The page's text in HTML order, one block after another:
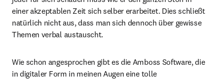
einer akzeptablen Zeit sich selber erarbeitet. Dies schließt
natürlich nicht aus, dass man sich dennoch über gewisse
Themen verbal austauscht.
Wie schon angesprochen gibt es die Amboss Software, die
in digitaler Form in meinen Augen eine tolle